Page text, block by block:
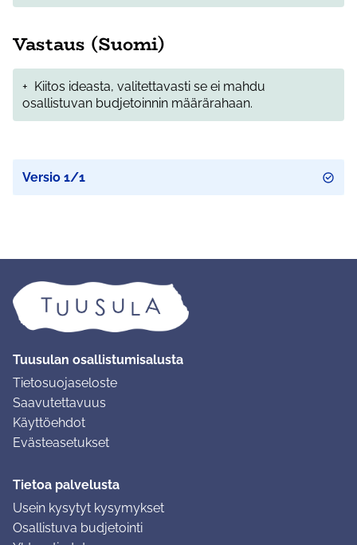
Vastaus (Suomi)
+ Kiitos ideasta, valitettavasti se ei mahdu
osallistuvan budjetoinnin määrärahaan.
Versio 1/1
Tuusulan osallistumisalusta
Tietosuojaseloste
Saavutettavuus
Käyttöehdot
Evästeasetukset
Tietoa palvelusta
Usein kysytyt kysymykset
Osallistuva budjetointi